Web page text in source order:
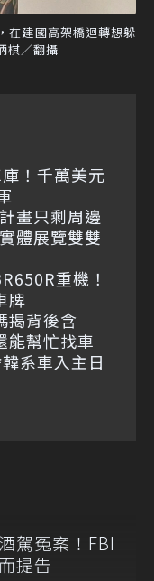
在建國高架橋迴轉想躲
棋／翻攝
！千萬美元
畫只剩周邊
體展覽雙雙
重機！
牌
揭背後含
能幫忙找車
系車入主日
駕冤案！FBI
提告